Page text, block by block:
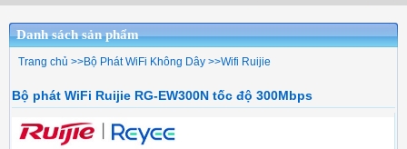
Danh sách sản phẩm
Trang chủ >>Bộ Phát WiFi Không Dây >>Wifi Ruijie
Bộ phát WiFi Ruijie RG-EW300N tốc độ 300Mbps